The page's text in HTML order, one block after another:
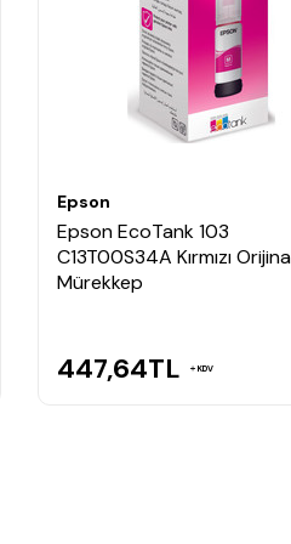
x 18 cm, 16:9, DL (zarf), No. 10
0,2 W (kapalı), TEC 0,14 kWh/
x64 Edition SP2 or later,
Epson
Epson EcoTank 103
C13T00S34A Kırmızı
Mürekkep
447,64TL KDV